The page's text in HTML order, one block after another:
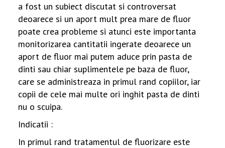
a fost un subiect discutat si controversat
deoarece si un aport mult prea mare de fluor
poate crea probleme si atunci este importanta
monitorizarea cantitatii ingerate deoarece un
aport de fluor mai putem aduce prin pasta de
dinti sau chiar suplimentele pe baza de fluor,
care se administreaza in primul rand copiilor, iar
copii de cele mai multe ori inghit pasta de dinti
nu o scuipa.
Indicatii :
In primul rand tratamentul de fluorizare este